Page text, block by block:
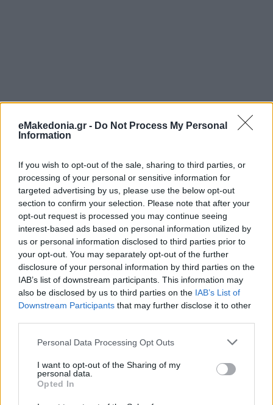
eMakedonia.gr - Do Not Process My Personal
Information
If you wish to opt-out of the sale, sharing to third parties, or
processing of your personal or sensitive information for
targeted advertising by us, please use the below opt-out
section to confirm your selection. Please note that after your
opt-out request is processed you may continue seeing
interest-based ads based on personal information utilized by
us or personal information disclosed to third parties prior to
your opt-out. You may separately opt-out of the further
disclosure of your personal information by third parties on the
IAB’s list of downstream participants. This information may
also be disclosed by us to third parties on the IAB’s List of
Downstream Participants that may further disclose it to other
Please note that this website/app uses one or more Google
not limited to your visit or usage behaviour. You may click to
grant or deny consent to Google and its third-party tags to
use your data for below specified purposes in below Google
Personal Data Processing Opt Outs
I want to opt-out of the Sharing of my
personal data.
Opted In
Διαβάστε περισσότερα